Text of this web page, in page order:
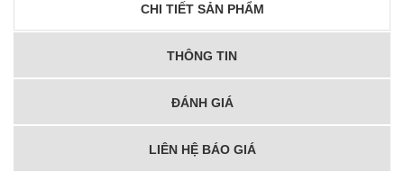
CHI TIẾT SẢN PHẨM
THÔNG TIN
ĐÁNH GIÁ
LIÊN HỆ BÁO GIÁ